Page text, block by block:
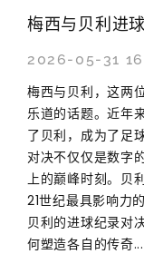
梅西与贝利进
2026-05-31
梅西与贝利，这两
乐道的话题。近年
了贝利，成为了足
对决不仅仅是数字
上的巅峰时刻。
21世纪最具影响力
贝利的进球纪录对
何塑造各自的传奇...